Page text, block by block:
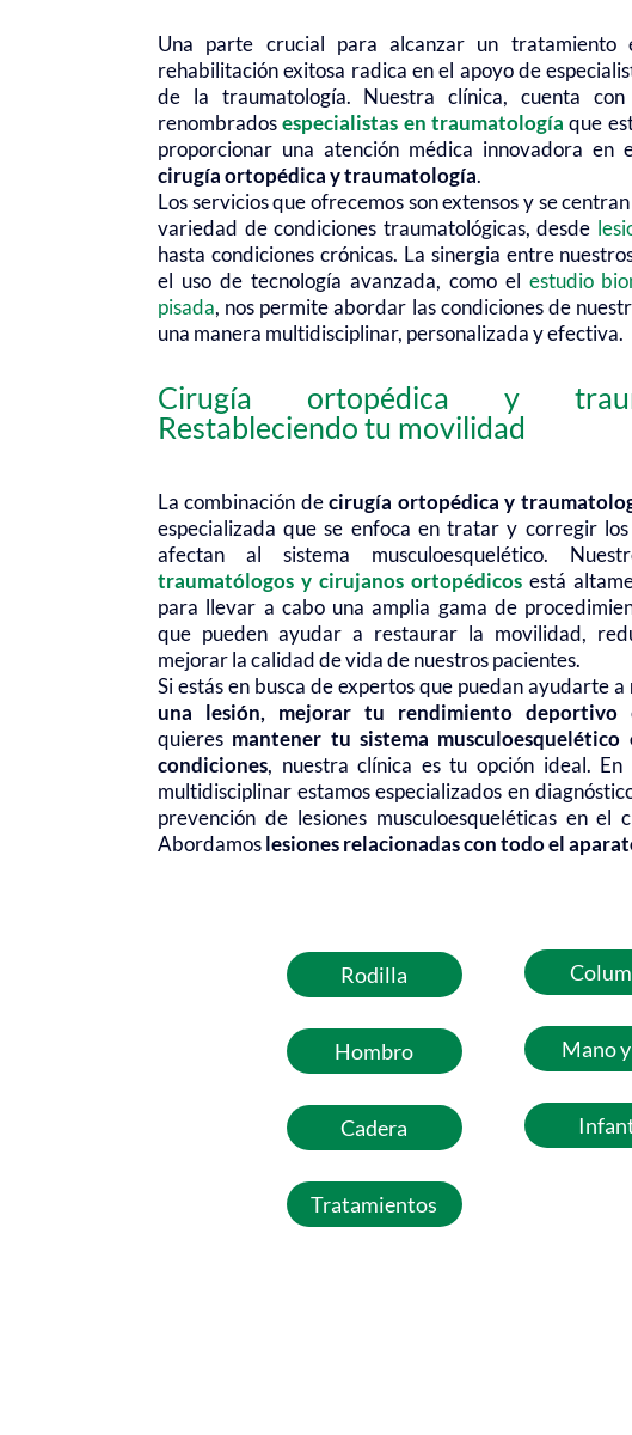
Una parte crucial para alcanzar un tratamiento
rehabilitación exitosa radica en el apoyo de
de la traumatología. Nuestra clínica, cuenta
renombradosespecialistas en traumatología que
proporcionar una atención médica innovadora en
cirugía ortopédica y traumatología.
Los servicios que ofrecemos son extensos y se
variedad de condiciones traumatológicas, desde
hasta condiciones crónicas. La sinergia entre
el uso de tecnología avanzada, como el estudio
pisada, nos permite abordar las condiciones de
una manera multidisciplinar, personalizada y efectiva.
Cirugía ortopédica y
Restableciendo tu movilidad
La combinación decirugía ortopédica y
especializada que se enfoca en tratar y corregir
afectan al sistema musculoesquelético.
traumatólogos y cirujanos ortopédicos está
para llevar a cabo una amplia gama de
que pueden ayudar a restaurar la movilidad,
mejorar la calidad de vida de nuestros pacientes.
Si estás en busca de expertos que puedan ayudarte a
una lesión, mejorar tu rendimiento deportivo
quieres mantener tu sistema musculoesquelético
condiciones, nuestra clínica es tu opción ideal. En
multidisciplinar estamos especializados en
prevención de lesiones musculoesqueléticas en el
Abordamoslesiones relacionadas con todo el
Rodilla
Hombro
Cadera
Tratamientos
Mano